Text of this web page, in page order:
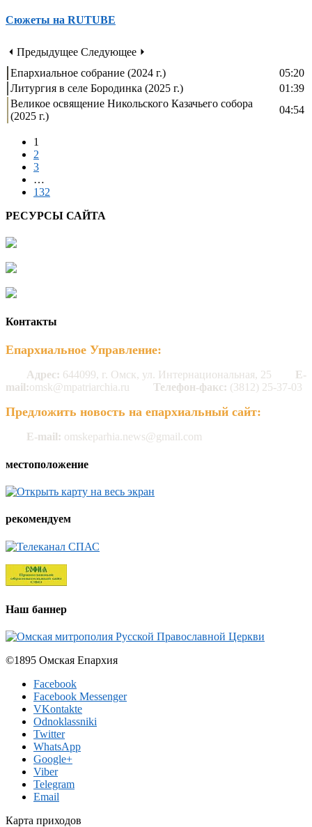
Сюжеты на RUTUBE
⏴ Предыдущее Следующее ⏵
Епархиальное собрание (2024 г.)
05:20
Литургия в селе Бородинка (2025 г.)
01:39
Великое освящение Никольского Казачьего собора
(2025 г.)
04:54
1
2
3
…
132
РЕСУРСЫ САЙТА
Контакты
Епархиальное Управление:
Адрес: 644099, г. Омск, ул. Интернациональная, 25
E-
mail:omsk@mpatriarchia.ru Телефон-факс: (3812) 25-37-03
Предложить новость на епархиальный сайт:
E-mail: omskeparhia.news@gmail.com
местоположение
рекомендуем
Наш баннер
©1895 Омская Епархия
Facebook
Facebook Messenger
VKontakte
Odnoklassniki
Twitter
WhatsApp
Google+
Viber
Telegram
Email
Карта приходов